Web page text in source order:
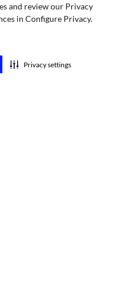
and review our Privacy
in Configure Privacy.
Privacy settings
App Porto